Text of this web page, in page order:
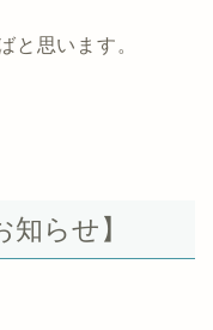
と思います。
知らせ】